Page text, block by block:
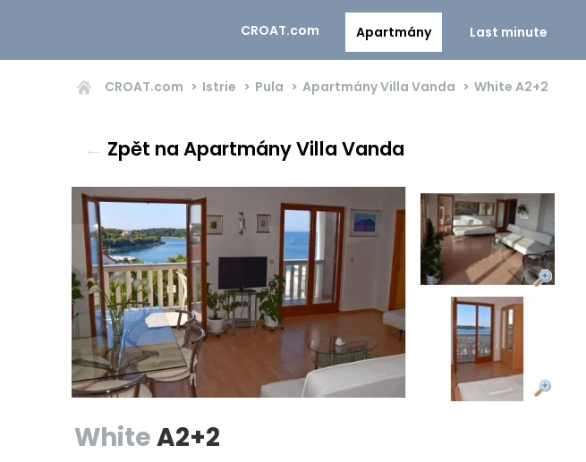
CROAT.com Apartmány Last minute
CROAT.com Istrie Pula Apartmány Villa Vanda White A2+2
← Zpět na Apartmány Villa Vanda
WhiteA2+2